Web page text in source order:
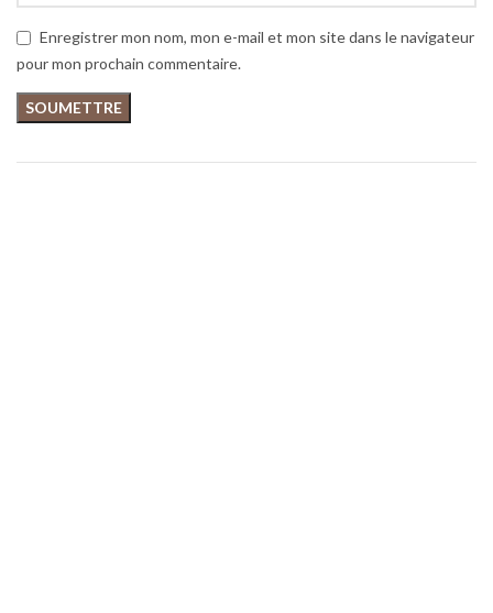
Enregistrer mon nom, mon e-mail et mon site dans le navigateur
pour mon prochain commentaire.